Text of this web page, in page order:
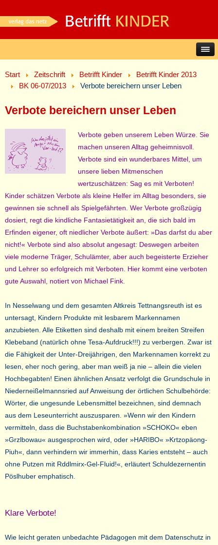
Start Zeitschrift Betrifft Kinder
Betrifft Kinder 2013
BK 06-07/2013
Verbote bereichern unser Leben
Verbote bereichern unser Leben
Verbote geben unserem Leben Würze. Sie
machen unseren Alltag geheimnisvoll.
Verbote sind ein wunderbares Mittel, um
unsere lieben Mitmenschen
wertzuschätzen: Sag es mit Verboten!
Kinder schätzen Verbote als kleine Helfer im Alltag besonders, sie
gewinnen sie schnell als Spielgefährten. Wer Verbote großzügig
dosiert, regt die kindliche Fantasietätigkeit an, die sich bald im
Erfinden eigener, oft niedlicher Verbote äußert: »Das darfst du aber
nicht!« Verbote sind also absolut angesagt: Deswegen arbeiten
viele moderne Träger, Schulämter, aber auch begeisterte Erzieher
und Lehrer so erfolgreich mit Verboten. Hier kommt eine verboten
gute Auswahl, notiert von Michael Fink.
In Nesselwang und dem gesamten Altkreis Tettnangsreuth ist es
untersagt, Kindern Produkte mit lesbarem Markennamen
anzubieten. Alle Etiketten sind deshalb mit einem breiten Streifen
Klebeband (natürlich ohne Tesa-Aufdruck!!!) zu verbergen. Zwar ist
die Fähigkeit der Unter-Dreijährigen, den Markennamen korrekt zu
lesen, eher noch gering, aber man weiß ja nie – allein die vielen
Hochbegabten! Einen ähnlichen Ansatz verfolgt die Grundschule in
Niederneißelmannsried auf Anweisung der örtlichen Schulbehörde:
Wörter, die ungesunde Lebensmittel bezeichnen, sind demnach
aus dem Leseunterricht auszusparen. »Wenn wir den Kindern
vermitteln, dass die Buchstabenkombination »SCHOKO« eben
»Grzlbowau« ausgesprochen wird, oder »HARIBO« »Krtzopäong-
Piuh«, dann verhindern wir immerhin, dass Karies entsteht – auch
ohne Putzen mit Rddlmirx-Gel-Fluid!«, erläutert Schuldezernentin
Pöslhuber emphatisch.
Klare Verbote!
Wie leicht geraten unbedachte Pädagogen mit dem Datenschutz in